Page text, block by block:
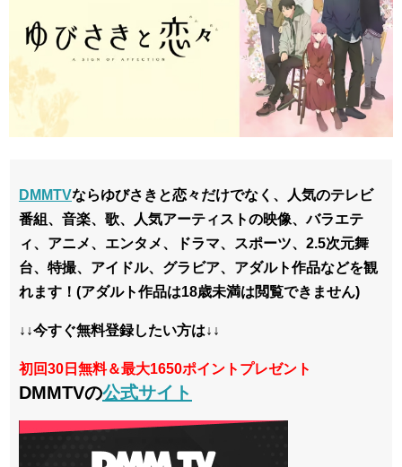
DMMTVならゆびさきと恋々だけでなく、
人気のテレビ
番組、音楽、歌、人気アーティストの映像、バラエテ
ィ、アニメ、エンタメ、ドラマ、スポーツ、2.5次元舞
台、特撮、アイドル、グラビア、アダルト作品などを観
れます！ (アダルト作品は18歳未満は閲覧できません)
↓↓今すぐ無料登録したい方は↓↓
初回30日無料＆最大1650ポイントプレゼント
DMMTVの公式サイト